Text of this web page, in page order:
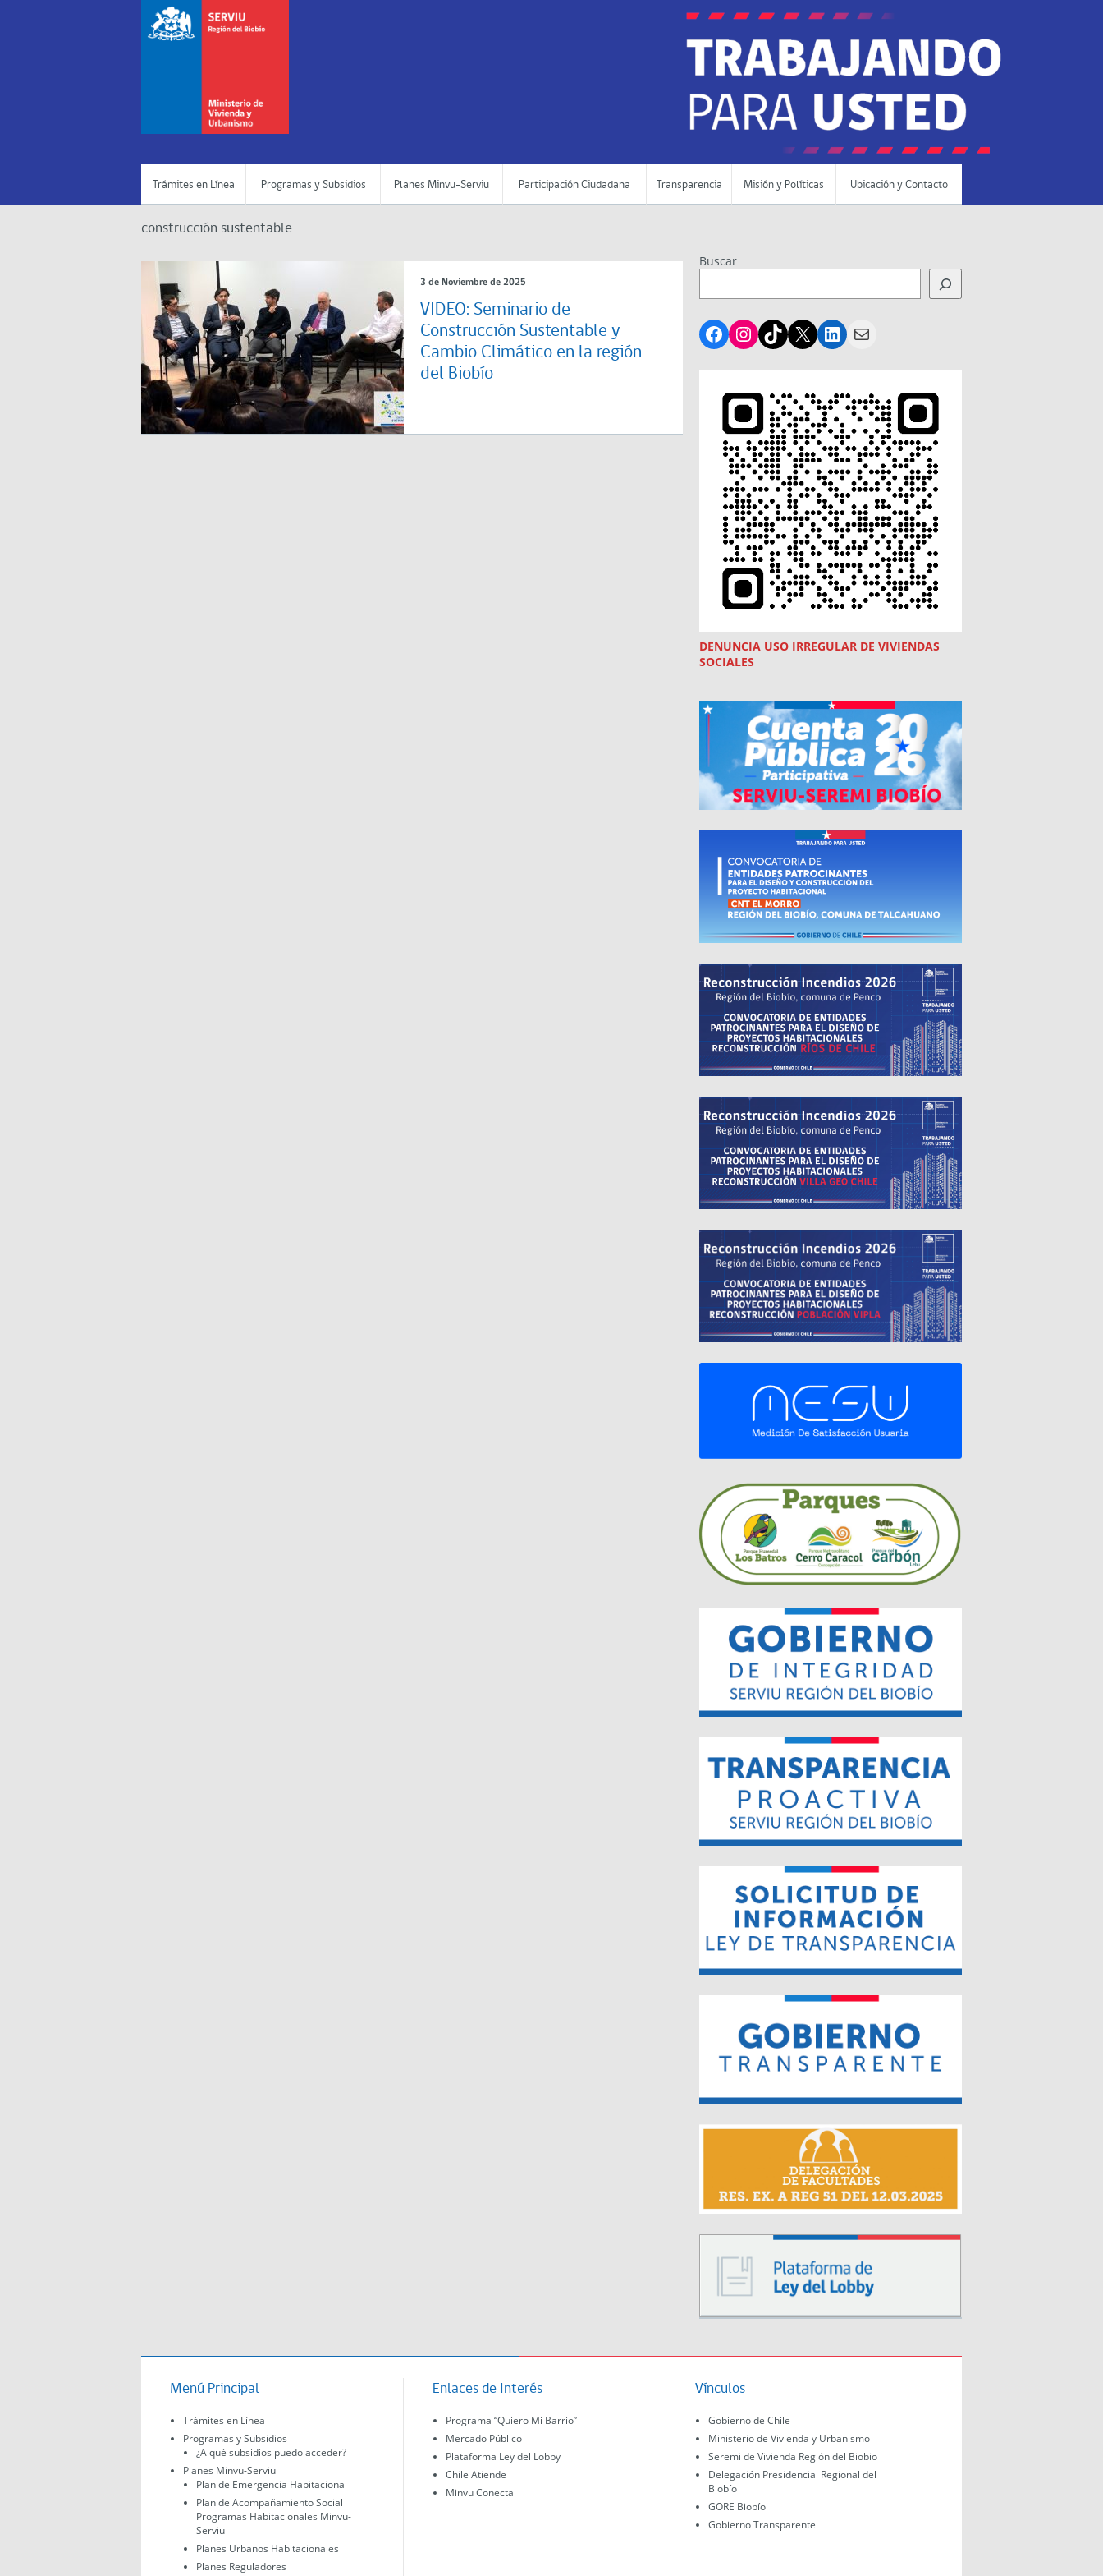
Trámites en Línea Programas y Subsidios Planes Minvu-Serviu Participación Ciudadana Transparencia Misión y Políticas Ubicación y Contacto
construcción sustentable
3 de Noviembre de 2025
VIDEO: Seminario de
Construcción Sustentable y
Cambio Climático en la región
del Biobío
Buscar
Facebook
Instagram
TikTok
X LinkedIn
Mail
DENUNCIA USO IRREGULAR DE VIVIENDAS
SOCIALES
Menú Principal
Trámites en Línea
Programas y Subsidios
¿A qué subsidios puedo acceder?
Planes Minvu-Serviu
Plan de Emergencia Habitacional
Plan de Acompañamiento Social
Programas Habitacionales Minvu-
Serviu
Planes Urbanos Habitacionales
Planes Reguladores
Enlaces de Interés
Programa “Quiero Mi Barrio”
Mercado Público
Plataforma Ley del Lobby
Chile Atiende
Minvu Conecta
Vínculos
Gobierno de Chile
Ministerio de Vivienda y Urbanismo
Seremi de Vivienda Región del Biobio
Delegación Presidencial Regional del
Biobío
GORE Biobío
Gobierno Transparente